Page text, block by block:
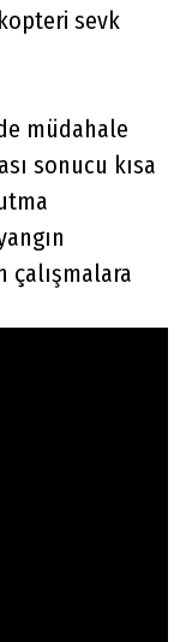
sevk
müdahale
sonucu kısa
çalışmalara